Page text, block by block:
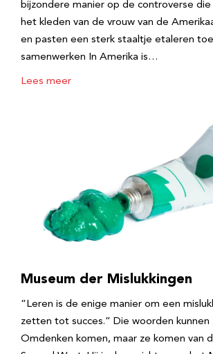
bijzondere manier op de controverse
het kleden van de vrouw van de
en pasten een sterk staaltje etaleren
samenwerken In Amerika is…
Lees meer
Museum der Mislukkingen
“Leren is de enige manier om een
zetten tot succes.” Die woorden kunnen
Omdenken komen, maar ze komen van